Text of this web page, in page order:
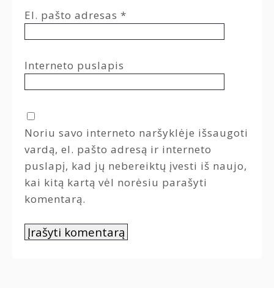
El. pašto adresas *
Interneto puslapis
Noriu savo interneto naršyklėje išsaugoti
vardą, el. pašto adresą ir interneto
puslapį, kad jų nebereiktų įvesti iš naujo,
kai kitą kartą vėl norėsiu parašyti
komentarą.